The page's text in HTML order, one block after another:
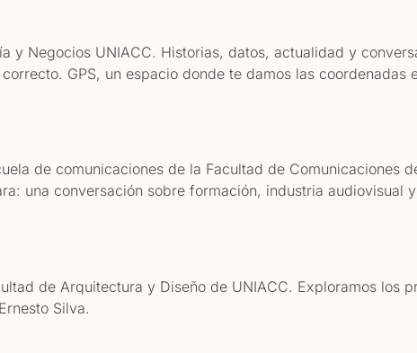
y Negocios UNIACC. Historias, datos, actualidad y
GPS, un espacio donde te damos las coordenadas
de comunicaciones de la Facultad de Comunicaciones
una conversación sobre formación, industria audiovisual
de Arquitectura y Diseño de UNIACC. Exploramos los
Silva.